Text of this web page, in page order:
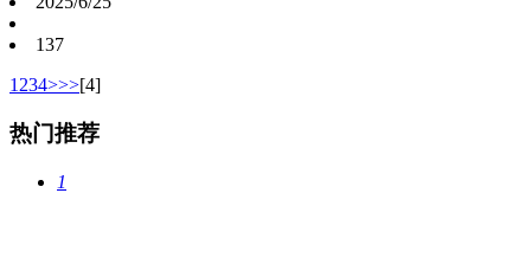
137
1 234>>>[4]
热门推荐
1